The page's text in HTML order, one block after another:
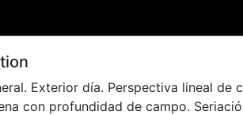
Exterior día. Perspectiva lineal de
con profundidad de campo.